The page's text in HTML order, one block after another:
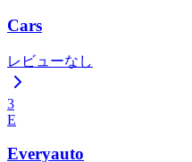
Cars
レビューなし
3
E
Everyauto